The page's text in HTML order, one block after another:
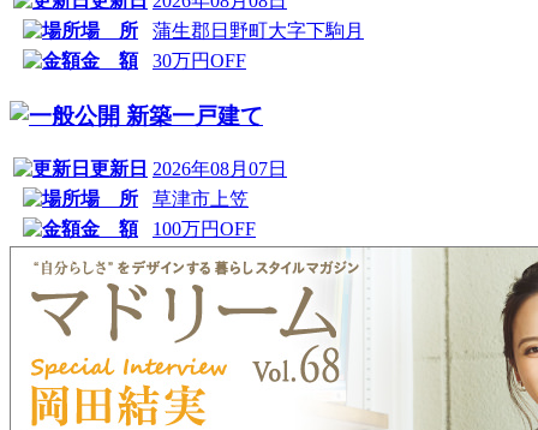
場 所
蒲生郡日野町大字下駒月
金 額
30万円OFF
新築一戸建て
更新日 2026年08月07日
場 所
草津市上笠
金 額
100万円OFF